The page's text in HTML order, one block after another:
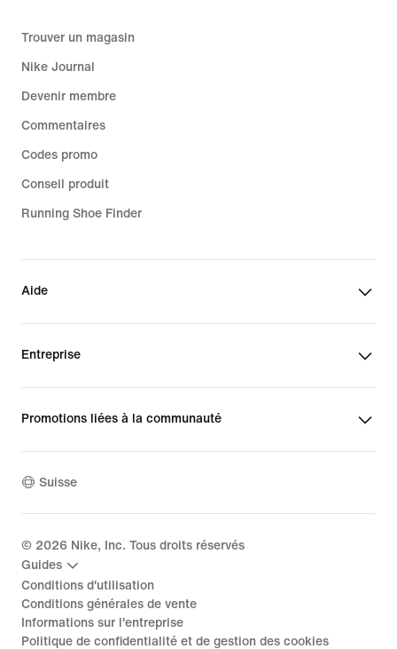
Trouver un magasin
Nike Journal
Devenir membre
Commentaires
Codes promo
Conseil produit
Running Shoe Finder
Aide
Entreprise
Promotions liées à la communauté
Suisse
© 2026 Nike, Inc. Tous droits réservés
Guides
Conditions d'utilisation
Conditions générales de vente
Informations sur l'entreprise
Politique de confidentialité et de gestion des cookies